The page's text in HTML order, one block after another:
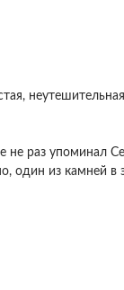
не раз упоминал
один из камней в